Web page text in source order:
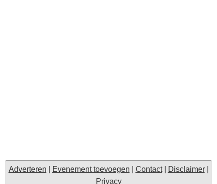
Adverteren Evenement toevoegen Contact| Disclaimer|
Privacy